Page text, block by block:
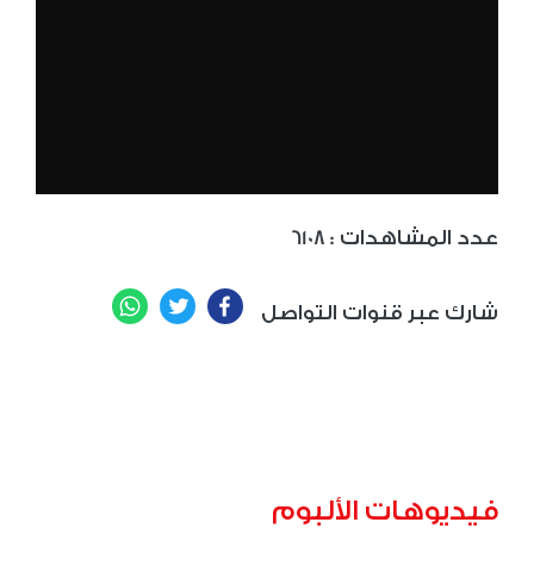
6108 : عدد المشاهدات
شارك عبر قنوات التواصل Facebook
Twitter
فيديوهات الألبوم